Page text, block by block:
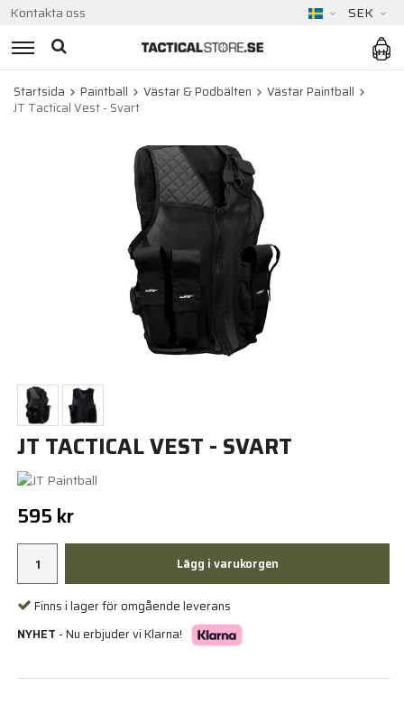
Kontakta oss SEK
Startsida Paintball Västar & Podbälten
Västar Paintball
JT Tactical Vest - Svart
JT TACTICAL VEST - SVART
595 kr
Lägg i varukorgen
Finns i lager för omgående leverans
NYHET - Nu erbjuder vi Klarna!